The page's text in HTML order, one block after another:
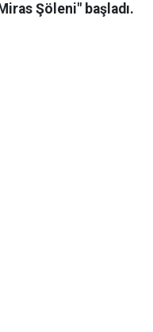
Şöleni" başladı.